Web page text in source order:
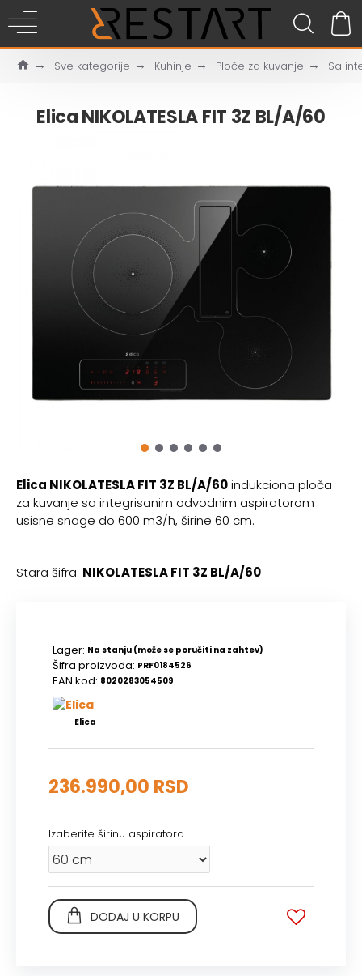
Sve kategorije Kuhinje Ploče za kuvanje Sa
Elica NIKOLATESLA FIT 3Z BL/A/60
Elica NIKOLATESLA FIT 3Z BL/A/60indukciona ploča
za kuvanje sa integrisanim odvodnim aspiratorom
usisne snage do 600 m3/h, širine 60 cm.
Stara šifra: NIKOLATESLA FIT 3Z BL/A/60
Lager: Na stanju (može se poručiti na zahtev)
Šifra proizvoda: PRF0184526
EAN kod: 8020283054509
Elica
236.990,00 RSD
Izaberite širinu aspiratora
DODAJ U KORPU